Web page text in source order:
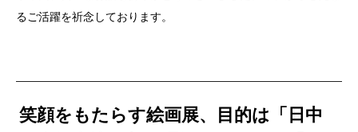
るご活躍を祈念しております。
笑顔をもたらす絵画展、目的は「日中